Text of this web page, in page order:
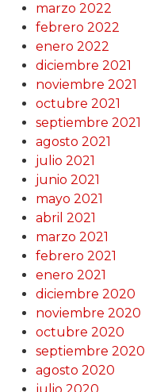
marzo 2022
febrero 2022
enero 2022
diciembre 2021
noviembre 2021
octubre 2021
septiembre 2021
agosto 2021
julio 2021
junio 2021
mayo 2021
abril 2021
marzo 2021
febrero 2021
enero 2021
diciembre 2020
noviembre 2020
octubre 2020
septiembre 2020
agosto 2020